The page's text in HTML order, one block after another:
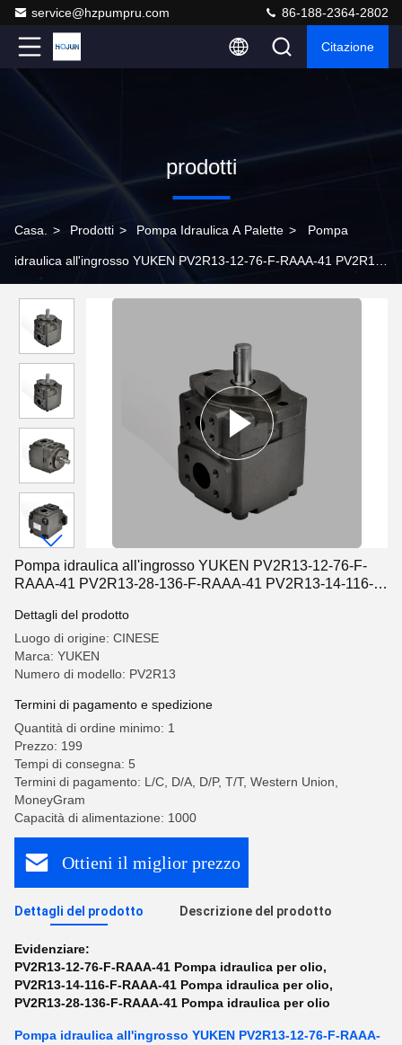
service@hzpumpru.com 86-188-2364-2802
Citazione
prodotti
Casa. > Prodotti > Pompa Idraulica A Palette > Pompa
idraulica all'ingrosso YUKEN PV2R13-12-76-F-RAAA-41 PV2R13-
Pompa idraulica all'ingrosso YUKEN PV2R13-12-76-F-
RAAA-41 PV2R13-28-136-F-RAAA-41 PV2R13-14-116-F-
Dettagli del prodotto
Luogo di origine: CINESE
Marca: YUKEN
Numero di modello: PV2R13
Termini di pagamento e spedizione
Quantità di ordine minimo: 1
Prezzo: 199
Tempi di consegna: 5
Termini di pagamento: L/C, D/A, D/P, T/T, Western Union,
MoneyGram
Capacità di alimentazione: 1000
Ottieni il miglior prezzo
Dettagli del prodotto Descrizione del prodotto
Evidenziare:
PV2R13-12-76-F-RAAA-41 Pompa idraulica per olio,
PV2R13-14-116-F-RAAA-41 Pompa idraulica per olio,
PV2R13-28-136-F-RAAA-41 Pompa idraulica per olio
Pompa idraulica all'ingrosso YUKEN PV2R13-12-76-F-RAAA-